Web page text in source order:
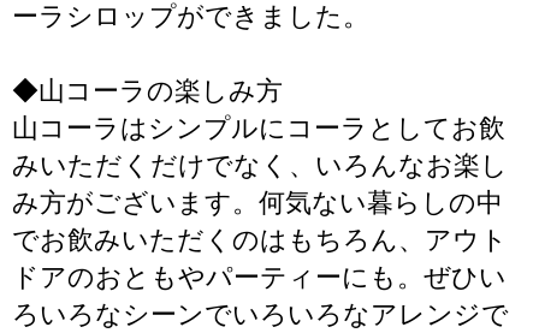
ーラシロップができました。
◆山コーラの楽しみ方
山コーラはシンプルにコーラとしてお飲
みいただくだけでなく、いろんなお楽し
み方がございます。何気ない暮らしの中
でお飲みいただくのはもちろん、アウト
ドアのおともやパーティーにも。ぜひい
ろいろなシーンでいろいろなアレンジで